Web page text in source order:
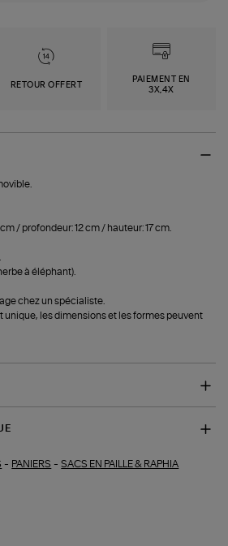
RETOUR OFFERT
PAIEMENT EN
3X,4X
cm / profondeur: 12 cm / hauteur: 17 cm.
à éléphant).
chez un spécialiste.
unique, les dimensions et les formes peuvent
- PANIERS -SACS EN PAILLE & RAPHIA